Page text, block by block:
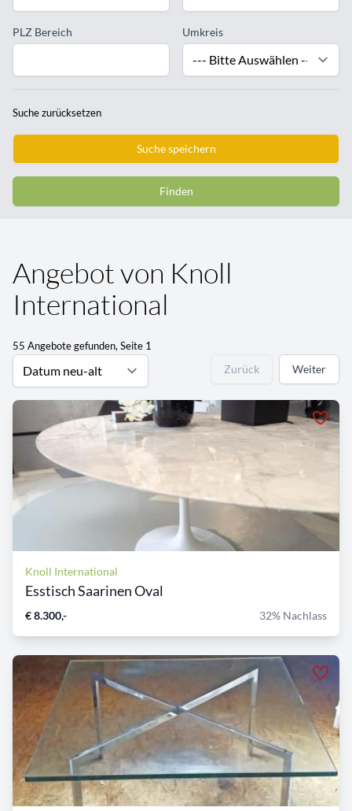
PLZ Bereich Umkreis
Suche zurücksetzen
Suche speichern
Finden
Angebot von Knoll
International
55 Angebote gefunden, Seite 1
Zurück Weiter
Knoll International
Esstisch Saarinen Oval
€ 8.300,- 32% Nachlass